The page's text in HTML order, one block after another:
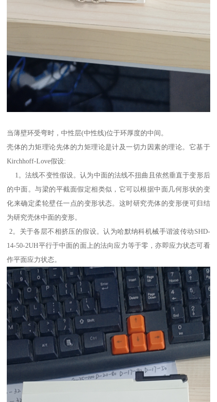
当薄壁环受弯时，中性层(中性线)位于环厚度的中间。
壳体的力矩理论先体的力矩理论是计及一切力因素的理论。它基于
Kirchhoff-Love假设:
1。法线不变性假设。认为中面的法线不扭曲且依然垂直于变形后
的中面。与梁的平截面假定相类似，它可以根据中面几何形状的变
化来确定柔轮壁任一点的变形状态。这时研究壳体的变形便可归结
为研究壳休中面的变形。
2。关于各层不相挤压的假设。认为哈默纳科机械手谐波传动SHD-
14-50-2UH平行于中面的面上的法向应力等于零，亦即应力状态可看
作平面应力状态。